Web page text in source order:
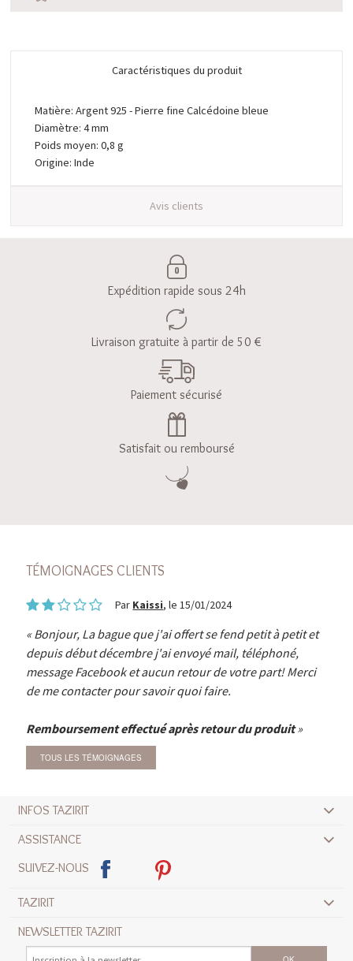
Caractéristiques du produit
Matière: Argent 925 - Pierre fine Calcédoine bleue
Diamètre: 4 mm
Poids moyen: 0,8 g
Origine: Inde
Avis clients
Expédition rapide sous 24h
Livraison gratuite à partir de 50 €
Paiement sécurisé
Satisfait ou remboursé
TÉMOIGNAGES CLIENTS
Par Kaissi, le 15/01/2024
Bonjour, La bague que j'ai offert se fend petit à petit et
depuis début décembre j'ai envoyé mail, téléphoné,
message Facebook et aucun retour de votre part! Merci
de me contacter pour savoir quoi faire.
Remboursement effectué après retour du produit
TOUS LES TÉMOIGNAGES
INFOS TAZIRIT
ASSISTANCE
SUIVEZ-NOUS
TAZIRIT
NEWSLETTER TAZIRIT